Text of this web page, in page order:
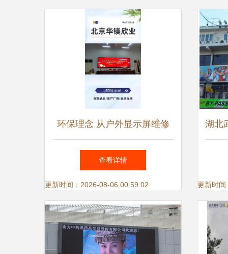
环保理念 从户外显示屏维修
到绿色生产——一个行业的责
任与未来
查看详情
更新时间：2026-08-06 00:59:02
湖北
更新时